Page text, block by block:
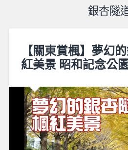
銀杏隧
【關東賞楓】夢幻
紅美景 昭和記念公